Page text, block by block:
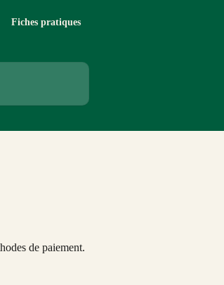
Fiches pratiques
de paiement.